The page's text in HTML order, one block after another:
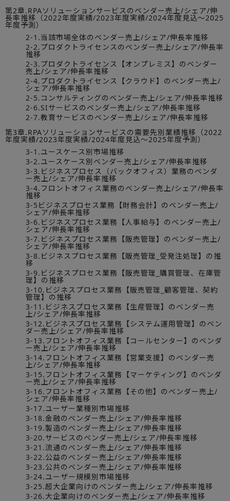
第2章.RPAソリューションサービスのベンダー売上/シェア/伸
長率推移（2022年度実績/2023年度実績/2024年度見込～2025
年度予測）
2-1.当該市場全体のベンダー売上/シェア/伸長率推移
2-2.プロダクトライセンスのベンダー売上/シェア/伸長率
推移
2-3.プロダクトライセンス【オンプレミス】のベンダー
売上/シェア/伸長率推移
2-4.プロダクトライセンス【クラウド】のベンダー売上/
シェア/伸長率推移
2-5.コンサルティングのベンダー売上/シェア/伸長率推移
2-6.SIサービスのベンダー売上/シェア/伸長率推移
2-7.教育サービスのベンダー売上/シェア/伸長率推移
第3章.RPAソリューションサービスの需要先別業績推移（2022
年度実績/2023年度実績/2024年度見込～2025年度予測）
3-1.ユースケース別市場推移
3-2.ユースケース別ベンダー売上/シェア/伸長率推移
3-3.ビジネスプロセス（バックオフィス）業務のベンダ
ー売上/シェア/伸長率推移
3-4.フロントオフィス業務のベンダー売上/シェア/伸長率
推移
3-5ビジネスプロセス業務【財務会計】のベンダー売上/
シェア/伸長率推移
3-6.ビジネスプロセス業務【人事給与】のベンダー売上/
シェア/伸長率推移
3-7.ビジネスプロセス業務【販売管理】のベンダー売上/
シェア/伸長率推移
3-8.ビジネスプロセス業務【販売管理_受発注処理】の推
移
3-9.ビジネスプロセス業務【販売管理_購買管理、在庫管
理】の推移
3-10.ビジネスプロセス業務【販売管理_顧客管理、契約
管理】の推移
3-11.ビジネスプロセス業務【生産管理】のベンダー売
上/シェア/伸長率推移
3-12.ビジネスプロセス業務【システム運用管理】のベン
ダー売上/シェア/伸長率推移
3-13.フロントオフィス業務【コールセンター】のベンダ
ー売上/シェア/伸長率推移
3-14.フロントオフィス業務【営業支援】のベンダー売
上/シェア/伸長率推移
3-15.フロントオフィス業務【マーケティング】のベンダ
ー売上/シェア/伸長率推移
3-16.フロントオフィス業務【その他】のベンダー売上/
シェア/伸長率推移
3-17.ユーザー業種別市場推移
3-18.金融のベンダー売上/シェア/伸長率推移
3-19.製造のベンダー売上/シェア/伸長率推移
3-20.サービスのベンダー売上/シェア/伸長率推移
3-21.流通のベンダー売上/シェア/伸長率推移
3-22.公益のベンダー売上/シェア/伸長率推移
3-23.公共のベンダー売上/シェア/伸長率推移
3-24.ユーザー規模別市場推移
3-25.超大企業向けのベンダー売上/シェア/伸長率推移
3-26.大企業向けのベンダー売上/シェア/伸長率推移